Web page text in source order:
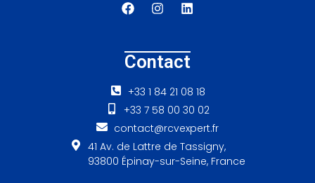
Contact
+33 1 84 21 08 18
+33 7 58 00 30 02
contact@rcvexpert.fr
41 Av. de Lattre de Tassigny,
93800 Épinay-sur-Seine, France